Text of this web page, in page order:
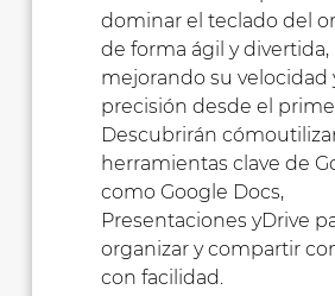
dominar el teclado del
de forma ágil y divertida,
mejorando su velocidad
precisión desde el
Descubrirán
herramientas clave de
como Google Docs,
Presentaciones yDrive
organizar y compartir
con facilidad.